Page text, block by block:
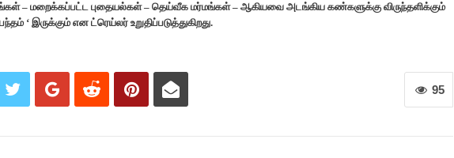
– மறைக்கப்பட்ட புதையல்கள் – தெய்வீக மர்மங்கள் – ஆகியவை அடங்கிய கண்களுக்கு விருந்தளிக்கும்
‘ இருக்கும் என ட்ரெய்லர் உறுதிப்படுத்துகிறது.
95